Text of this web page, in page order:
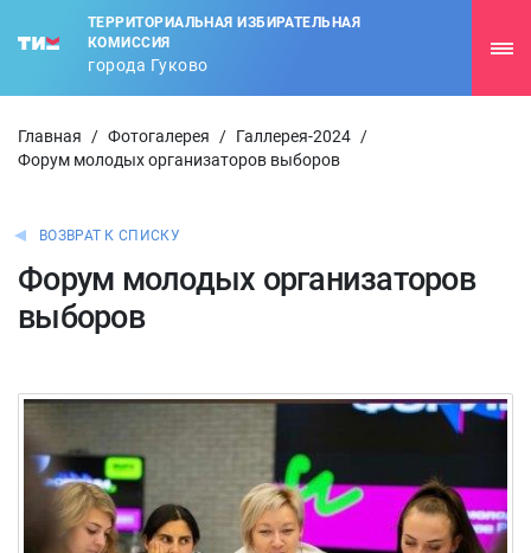
ТЕРРИТОРИАЛЬНАЯ ИЗБИРАТЕЛЬНАЯ
КОМИССИЯ
города Гуково
Главная / Фотогалерея / Галлерея-2024 /
Форум молодых организаторов выборов
ВОЗВРАТ К СПИСКУ
Форум молодых организаторов
выборов